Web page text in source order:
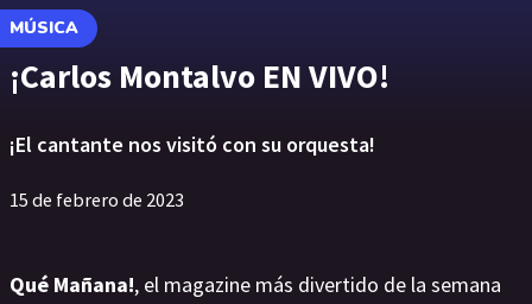
MÚSICA
¡Carlos Montalvo EN VIVO!
¡El cantante nos visitó con su orquesta!
15 de febrero de 2023
Qué Mañana!, el magazine más divertido de la semana